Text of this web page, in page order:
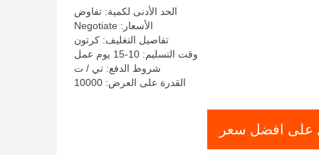
الحد الأدنى لكمية: تفاوض
الأسعار: Negotiate
تفاصيل التغليف: كرتون
وقت التسليم: 10-15 يوم عمل
شروط الدفع: تي / ت
القدرة على العرض: 10000
على افضل سعر